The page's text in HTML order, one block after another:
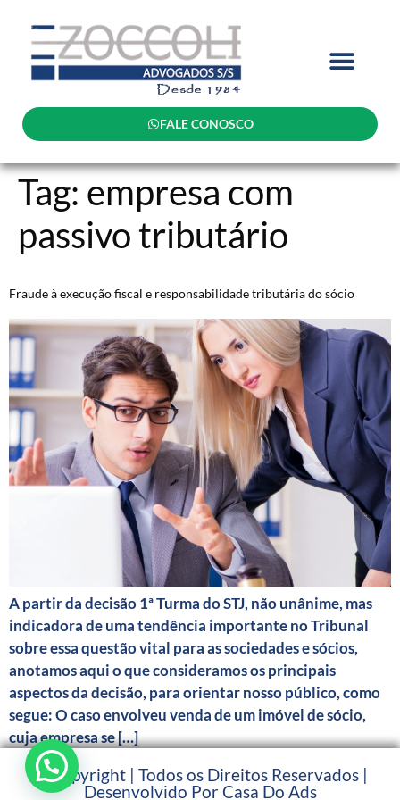
FALE CONOSCO
Tag: empresa com
passivo tributário
Fraude à execução fiscal e responsabilidade tributária do sócio
A partir da decisão 1ª Turma do STJ, não unânime, mas
indicadora de uma tendência importante no Tribunal
sobre essa questão vital para as sociedades e sócios,
anotamos aqui o que consideramos os principais
aspectos da decisão, para orientar nosso público, como
segue: O caso envolveu venda de um imóvel de sócio,
cuja empresa se […]
© Copyright | Todos os Direitos Reservados |
Desenvolvido Por Casa Do Ads